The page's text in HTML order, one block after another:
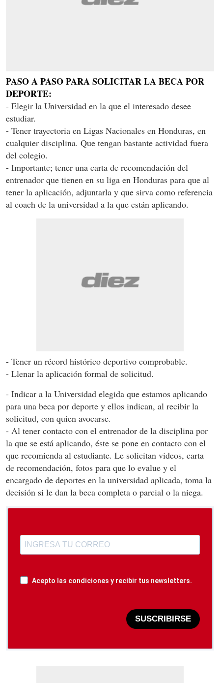
PASO A PASO PARA SOLICITAR LA BECA POR
DEPORTE:
- Elegir la Universidad en la que el interesado desee
estudiar.
- Tener trayectoria en Ligas Nacionales en Honduras, en
cualquier disciplina. Que tengan bastante actividad fuera
del colegio.
- Importante; tener una carta de recomendación del
entrenador que tienen en su liga en Honduras para que al
tener la aplicación, adjuntarla y que sirva como referencia
al coach de la universidad a la que están aplicando.
- Tener un récord histórico deportivo comprobable.
- Llenar la aplicación formal de solicitud.
- Indicar a la Universidad elegida que estamos aplicando
para una beca por deporte y ellos indican, al recibir la
solicitud, con quien avocarse.
- Al tener contacto con el entrenador de la disciplina por
la que se está aplicando, éste se pone en contacto con el
que recomienda al estudiante. Le solicitan videos, carta
de recomendación, fotos para que lo evalue y el
encargado de deportes en la universidad aplicada, toma la
decisión si le dan la beca completa o parcial o la niega.
Acepto las condiciones y recibir tus newsletters.
SUSCRIBIRSE